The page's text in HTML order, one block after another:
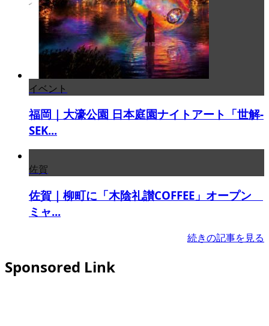
イベント
福岡｜大濠公園 日本庭園ナイトアート「世解-
SEK...
佐賀
佐賀｜柳町に「木陰礼讃COFFEE」オープン
ミャ...
続きの記事を見る
Sponsored Link